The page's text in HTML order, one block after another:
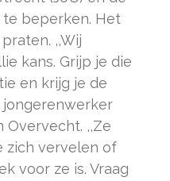
beperken. Het
,,Wij
kans. Grijp je die
en krijg je de
jongerenwerker
Overvecht. ,,Ze
zich vervelen of
voor ze is. Vraag